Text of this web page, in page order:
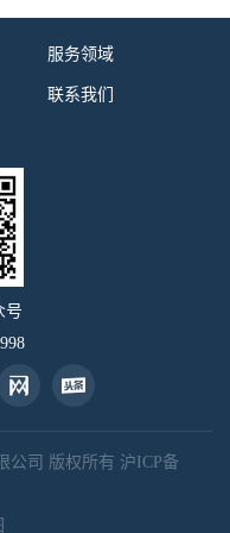
服务领域
联系我们
号
公司 版权所有 沪ICP备